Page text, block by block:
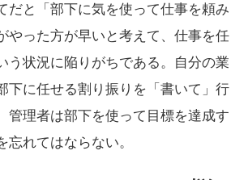
だと「部下に気を使って仕事を頼み
やった方が早いと考えて、仕事を任
う状況に陥りがちである。自分の業
下に任せる割り振りを「書いて」行
管理者は部下を使って目標を達成す
忘れてはならない。